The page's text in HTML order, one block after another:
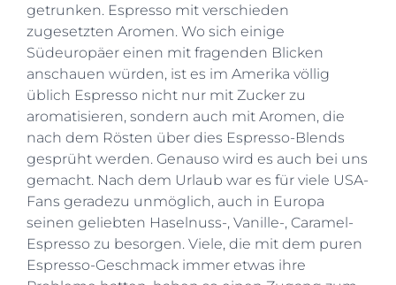
getrunken. Espresso mit verschieden
zugesetzten Aromen. Wo sich einige
Südeuropäer einen mit fragenden Blicken
anschauen würden, ist es im Amerika völlig
üblich Espresso nicht nur mit Zucker zu
aromatisieren, sondern auch mit Aromen, die
nach dem Rösten über dies Espresso-Blends
gesprüht werden. Genauso wird es auch bei uns
gemacht. Nach dem Urlaub war es für viele USA-
Fans geradezu unmöglich, auch in Europa
seinen geliebten Haselnuss-, Vanille-, Caramel-
Espresso zu besorgen. Viele, die mit dem puren
Espresso-Geschmack immer etwas ihre